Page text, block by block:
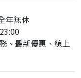
年無休
、最新優惠、線上